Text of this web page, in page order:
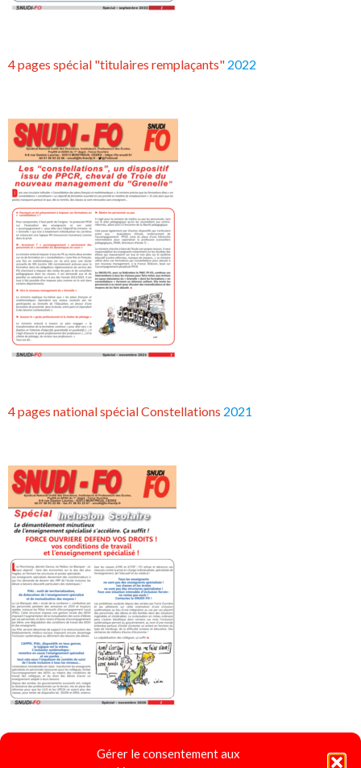
Gérer le consentement aux
4 pages spécial "titulaires remplaçants" 2022
4 pages national spécial Constellations 2021
4 pages spécial "Ecole Inclusive"2020